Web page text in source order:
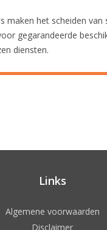
maken het scheiden van
gegarandeerde
diensten.
Links
Algemene voorwaarden
Disclaimer